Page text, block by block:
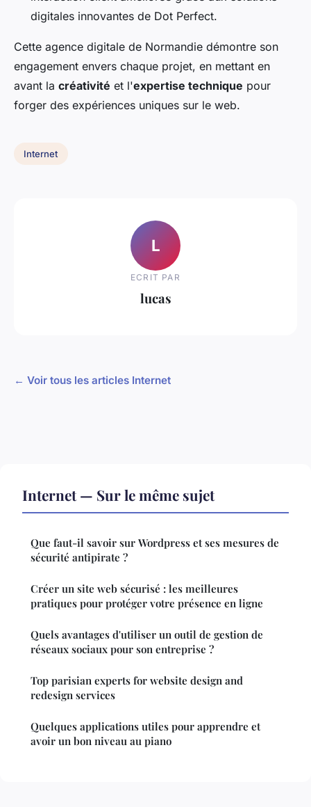
digitales innovantes de Dot Perfect.
Cette agence digitale de Normandie démontre son
engagement envers chaque projet, en mettant en
avant la créativité et l'expertise technique pour
forger des expériences uniques sur le web.
Internet
L
ECRIT PAR
lucas
← Voir tous les articles Internet
Internet — Sur le même sujet
Que faut-il savoir sur Wordpress et ses mesures de
sécurité antipirate ?
Créer un site web sécurisé : les meilleures
pratiques pour protéger votre présence en ligne
Quels avantages d'utiliser un outil de gestion de
réseaux sociaux pour son entreprise ?
Top parisian experts for website design and
redesign services
Quelques applications utiles pour apprendre et
avoir un bon niveau au piano